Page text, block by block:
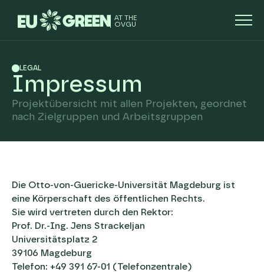
AT THE
OVGU
LEGAL
Impressum
Projektübersicht mit allen Projekten, geordnet
nach Zielgruppen und Arbeitsgruppen
Die Otto-von-Guericke-Universität Magdeburg ist
eine Körperschaft des öffentlichen Rechts.
Sie wird vertreten durch den Rektor:
Prof. Dr.-Ing. Jens Strackeljan
Universitätsplatz 2
39106 Magdeburg
Telefon: +49 391 67-01 (Telefonzentrale)